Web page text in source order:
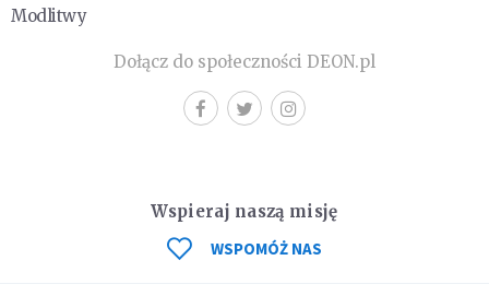
Modlitwy
Dołącz do społeczności DEON.pl
Wspieraj naszą misję
WSPOMÓŻ NAS